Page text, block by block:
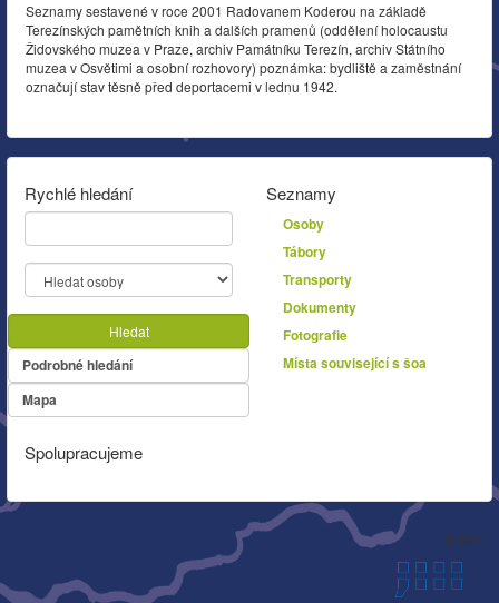
Seznamy sestavené v roce 2001 Radovanem Koderou na základě
Terezínských pamětních knih a dalších pramenů (oddělení holocaustu
Židovského muzea v Praze, archiv Památníku Terezín, archiv Státního
muzea v Osvětimi a osobní rozhovory) poznámka: bydliště a zaměstnání
označují stav těsně před deportacemi v lednu 1942.
Rychlé hledání
Hledat
Podrobné hledání
Mapa
Seznamy
Osoby
Tábory
Transporty
Dokumenty
Fotografie
Místa související s šoa
Spolupracujeme
Autor